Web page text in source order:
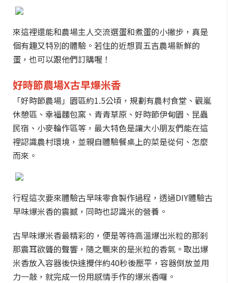
來這裡還能和農場主人交流選蛋和煮蛋的小撇步，真是
個有趣又特別的體驗。若住的近想買五吉農場新鮮的
蛋，也可以跟他們訂購喔！
好時節農場X古早爆米香
「好時節農場」園區約1.5公頃，規劃有農村食堂、觀嵐
休憩區、幸福麵包窯、青青草原、好時節伊甸園、昆蟲
民宿、小麥輪作區等，最大特色是讓大小朋友們能在這
裡認識農村環境，並親自體驗餐桌上的菜是從何、怎麼
而來。
行程這次要來體驗古早味零食製作過程，透過DIY體驗古
早味爆米香的震撼，同時也認識米的營養。
古早味爆米香最精彩的，便是等待高溫爆出米粒的那剎
那震耳欲聾的聲響，隨之飄來的是米粒的香氣。取出爆
米香放入容器後快速攪伴約40秒後壓平，容器倒放並用
力一敲，就完成一份用感情手作的爆米香囉。